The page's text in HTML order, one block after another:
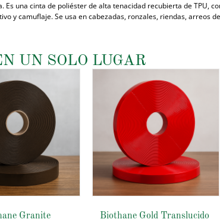
una cinta de poliéster de alta tenacidad recubierta de TPU,
y camuflaje. Se usa en cabezadas, ronzales, riendas,
UN SOLO LUGAR
Granite Biothane Gold Translucido